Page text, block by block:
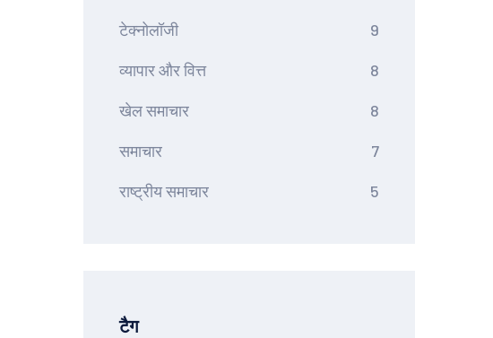
टेक्नोलॉजी 9
व्यापार और वित्त 8
खेल समाचार 8
समाचार 7
राष्ट्रीय समाचार 5
टैग